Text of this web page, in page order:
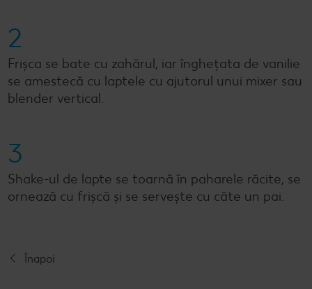
2
Frișca se bate cu zahărul, iar înghețata de vanilie
se amestecă cu laptele cu ajutorul unui mixer sau
blender vertical.
3
Shake-ul de lapte se toarnă în paharele răcite, se
ornează cu frișcă și se servește cu câte un pai.
Înapoi